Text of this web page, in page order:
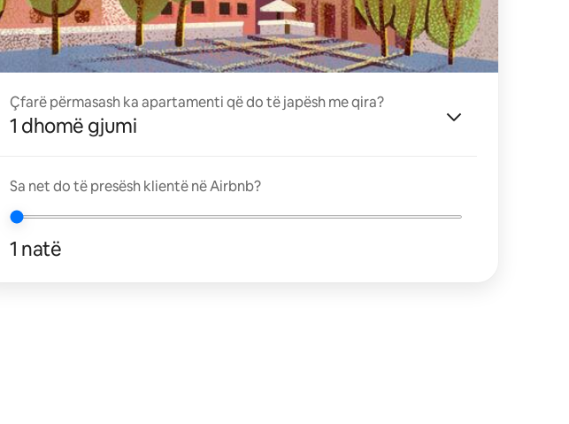
Çfarë përmasash ka apartamenti që do të japësh me qira?
1 dhomë gjumi
Sa net do të presësh klientë në Airbnb?
1 natë